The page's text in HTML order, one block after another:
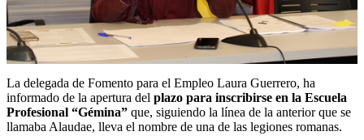
La delegada de Fomento para el Empleo Laura Guerrero, ha
informado de la apertura del plazo para inscribirse en la Escuela
Profesional “Gémina” que, siguiendo la línea de la anterior que se
llamaba Alaudae, lleva el nombre de una de las legiones romanas.